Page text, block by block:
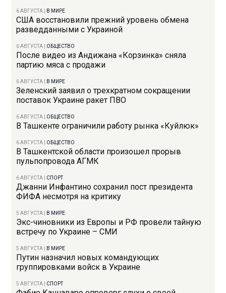
6 АВГУСТА В МИРЕ
США восстановили прежний уровень обмена
разведданными с Украиной
6 АВГУСТА ОБЩЕСТВО
После видео из Андижана «Корзинка» сняла
партию мяса с продажи
6 АВГУСТА В МИРЕ
Зеленский заявил о трехкратном сокращении
поставок Украине ракет ПВО
6 АВГУСТА ОБЩЕСТВО
В Ташкенте ограничили работу рынка «Куйлюк»
6 АВГУСТА ОБЩЕСТВО
В Ташкентской области произошел прорыв
пульпопровода АГМК
6 АВГУСТА СПОРТ
Джанни Инфантино сохранил пост президента
ФИФА несмотря на критику
5 АВГУСТА В МИРЕ
Экс-чиновники из Европы и РФ провели тайную
встречу по Украине – СМИ
5 АВГУСТА В МИРЕ
Путин назначил новых командующих
группировками войск в Украине
5 АВГУСТА СПОРТ